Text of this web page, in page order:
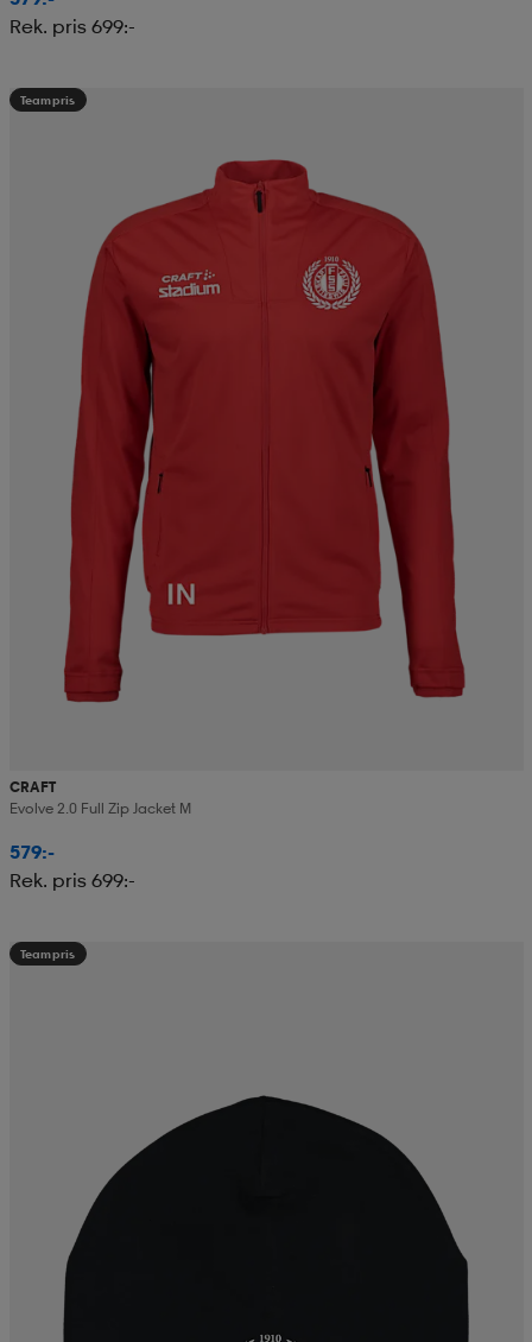
Rek. pris 699:-
Teampris
CRAFT
Evolve 2.0 Full Zip Jacket M
579:-
Rek. pris 699:-
Teampris